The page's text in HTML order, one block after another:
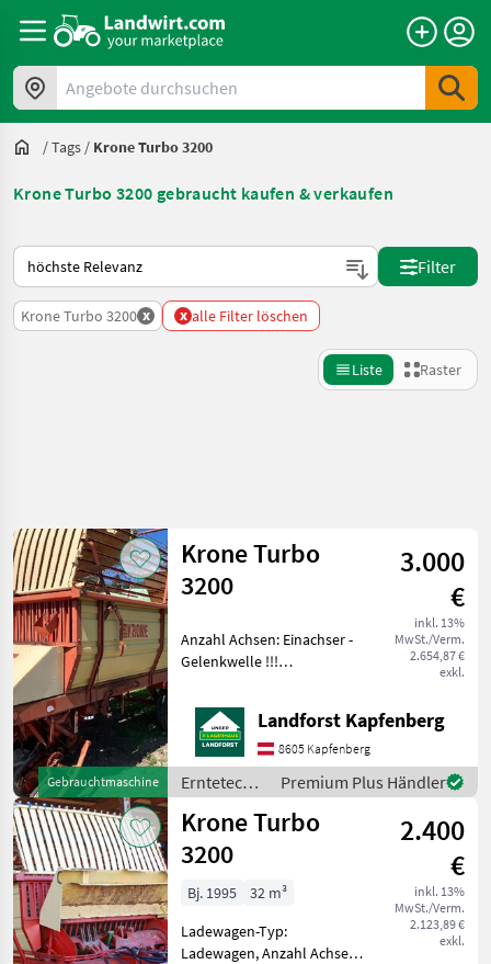
Angebote durchsuchen
/Tags / Krone Turbo 3200
Krone Turbo 3200 gebraucht kaufen & verkaufen
So wird auf Landwirt.com sortiert
Filter
Krone Turbo 3200 x x alle Filter löschen
Liste Raster
Kategorie 2 Land Filter
AKTUELLER
PFAD
Krone
Turbo
3200
KATEGORIE
WÄHLEN
Landtechnik
3
MARKTPLATZ
Marktplatz Händlerangebote
Zurücksetzen
Ergebnisse
anzeigen
Gebrauchtmaschine
Krone Turbo
3200
3.000
€
inkl. 13%
MwSt./Verm.
2.654,87 €
exkl.
Anzahl Achsen: Einachser -
Gelenkwelle !!!
unnötige Wartezeiten oder
Wegstrecken zu ersparen,
bitten wir Sie um vorherige
Kontaktaufnahme
Landforst Kapfenberg
8605 Kapfenberg
Erntetechnik
Grünland /
Krone
Premium Plus Händler
Krone Turbo
3200
2.400
€
inkl. 13%
MwSt./Verm.
2.123,89 €
exkl.
Bj. 1995
32 m³
Ladewagen-Typ:
Ladewagen, Anzahl Achsen: